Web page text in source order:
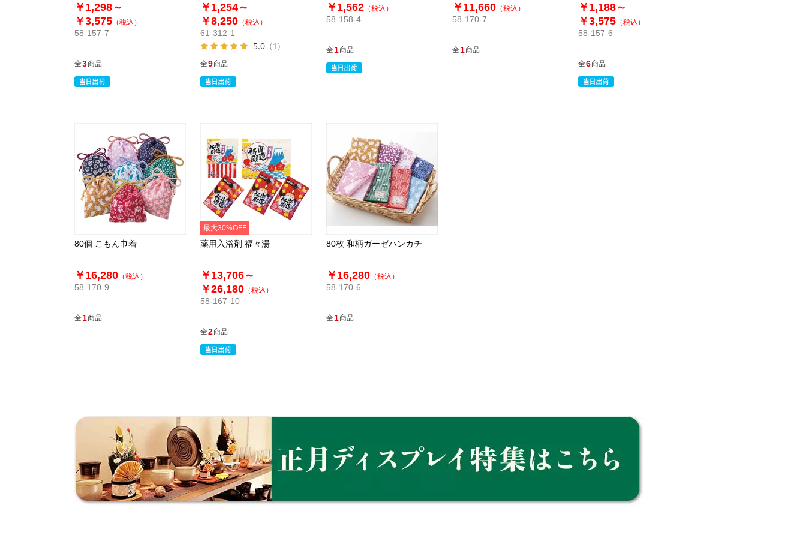
￥1,298～
￥3,575 （税込）
58-157-7
全3商品
￥1,254～
￥8,250 （税込）
61-312-1
5.0 （1）
全9商品
￥1,562 （税込）
58-158-4
全1商品
￥11,660 （税込）
58-170-7
全1商品
￥1,188～
￥3,575 （税込）
58-157-6
全6商品
80個 こもん巾着
￥16,280 （税込）
58-170-9
全1商品
最大30%OFF
薬用入浴剤 福々湯
￥13,706～
￥26,180 （税込）
58-167-10
全2商品
80枚 和柄ガーゼハンカチ
￥16,280 （税込）
58-170-6
全1商品